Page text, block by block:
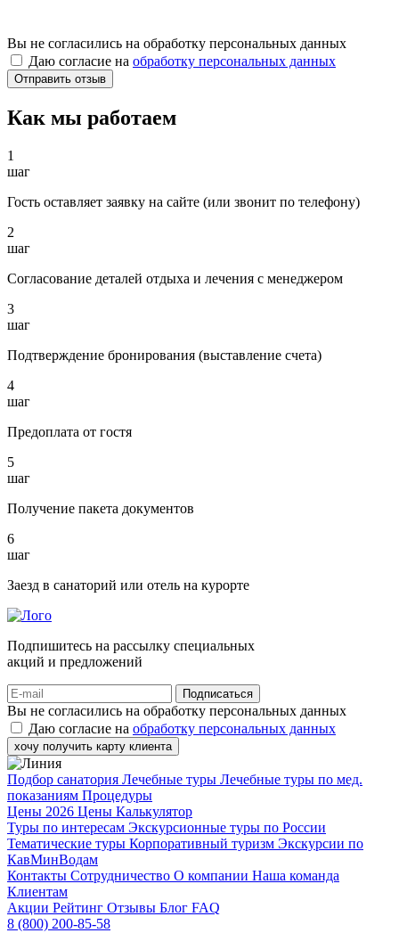
Вы не согласились на обработку персональных данных
Даю согласие на обработку персональных данных
Как мы работаем
1
шаг
Гость оставляет заявку на сайте (или звонит по телефону)
2
шаг
Согласование деталей отдыха и лечения с менеджером
3
шаг
Подтверждение бронирования (выставление счета)
4
шаг
Предоплата от гостя
5
шаг
Получение пакета документов
6
шаг
Заезд в санаторий или отель на курорте
Подпишитесь на рассылку специальных
акций и предложений
Подписаться
Вы не согласились на обработку персональных данных
Даю согласие на обработку персональных данных
хочу получить карту клиента
Подбор санатория Лечебные туры Лечебные туры по мед.
показаниям Процедуры
Цены 2026 Цены Калькулятор
Туры по интересам Экскурсионные туры по России
Тематические туры Корпоративный туризм Экскурсии по
КавМинВодам
Контакты Сотрудничество О компании Наша команда
Клиентам
Акции Рейтинг Отзывы Блог FAQ
8 (800) 200-85-58